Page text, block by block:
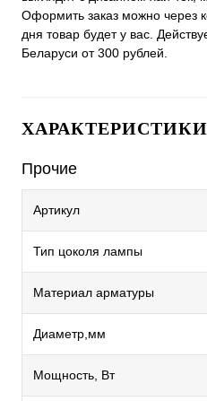
Оформить заказ можно через
дня товар будет у вас.
Беларуси от 300 рублей.
Прочие
Артикул
Тип цоколя лампы
Материал арматуры
Диаметр,мм
Мощность, Вт